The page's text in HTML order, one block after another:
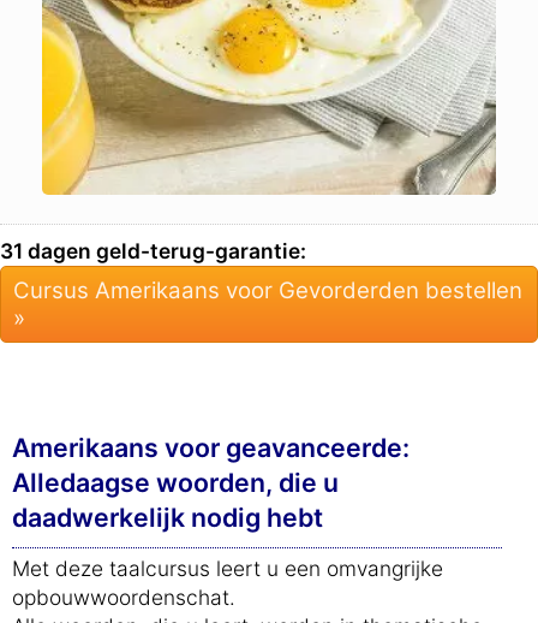
31 dagen geld-terug-garantie:
Cursus Amerikaans voor Gevorderden bestellen
»
Amerikaans voor geavanceerde:
Alledaagse woorden, die u
daadwerkelijk nodig hebt
Met deze taalcursus leert u een omvangrijke
opbouwwoordenschat.